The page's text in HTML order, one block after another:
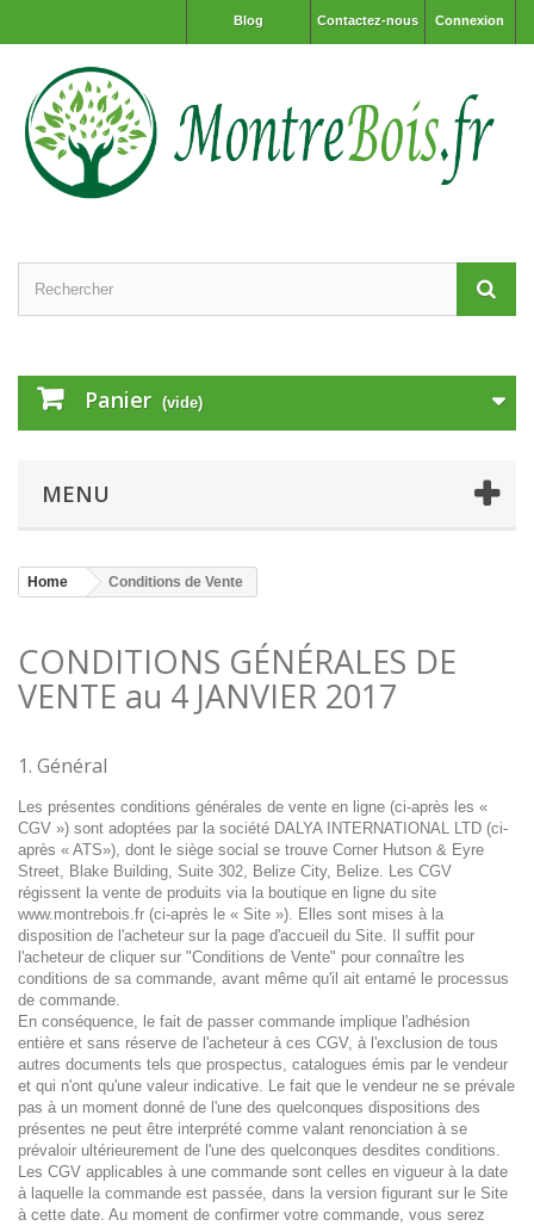
Connexion
Contactez-nous
Blog
Panier (vide)
MENU
Home Conditions de Vente
CONDITIONS GÉNÉRALES DE
VENTE au 4 JANVIER 2017
1. Général
Les présentes conditions générales de vente en ligne (ci-après les «
CGV ») sont adoptées par la société DALYA INTERNATIONAL LTD (ci-
après « ATS»), dont le siège social se trouve Corner Hutson & Eyre
Street, Blake Building, Suite 302, Belize City, Belize. Les CGV
régissent la vente de produits via la boutique en ligne du site
www.montrebois.fr (ci-après le « Site »). Elles sont mises à la
disposition de l'acheteur sur la page d'accueil du Site. Il suffit pour
l'acheteur de cliquer sur "Conditions de Vente" pour connaître les
conditions de sa commande, avant même qu'il ait entamé le processus
de commande.
En conséquence, le fait de passer commande implique l'adhésion
entière et sans réserve de l'acheteur à ces CGV, à l'exclusion de tous
autres documents tels que prospectus, catalogues émis par le vendeur
et qui n'ont qu'une valeur indicative. Le fait que le vendeur ne se prévale
pas à un moment donné de l'une des quelconques dispositions des
présentes ne peut être interprété comme valant renonciation à se
prévaloir ultérieurement de l'une des quelconques desdites conditions.
Les CGV applicables à une commande sont celles en vigueur à la date
à laquelle la commande est passée, dans la version figurant sur le Site
à cette date. Au moment de confirmer votre commande, vous serez